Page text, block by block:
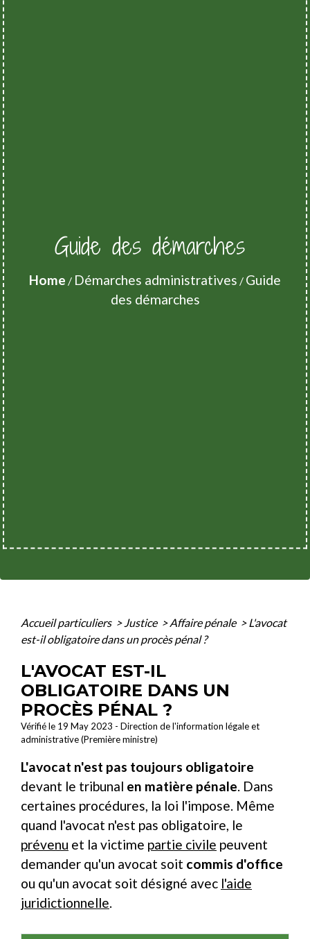
Guide des démarches
Home / Démarches administratives / Guide
des démarches
Accueil particuliers > Justice > Affaire pénale > L'avocat
est-il obligatoire dans un procès pénal ?
L'AVOCAT EST-IL
OBLIGATOIRE DANS UN
PROCÈS PÉNAL ?
Vérifié le 19 May 2023 - Direction de l'information légale et
administrative (Première ministre)
L'avocat n'est pas toujours obligatoire
devant le tribunal en matière pénale. Dans
certaines procédures, la loi l'impose. Même
quand l'avocat n'est pas obligatoire, le
prévenu et la victime partie civile peuvent
demander qu'un avocat soit commis d'office
ou qu'un avocat soit désigné avec l'aide
juridictionnelle.